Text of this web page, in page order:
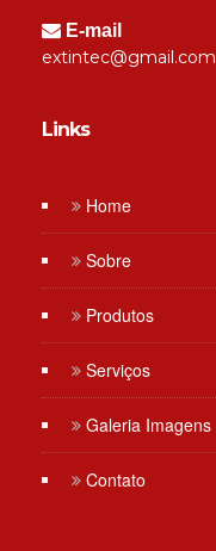
E-mail
extintec@gmail.com
Links
Home
Sobre
Produtos
Serviços
Galeria Imagens
Contato